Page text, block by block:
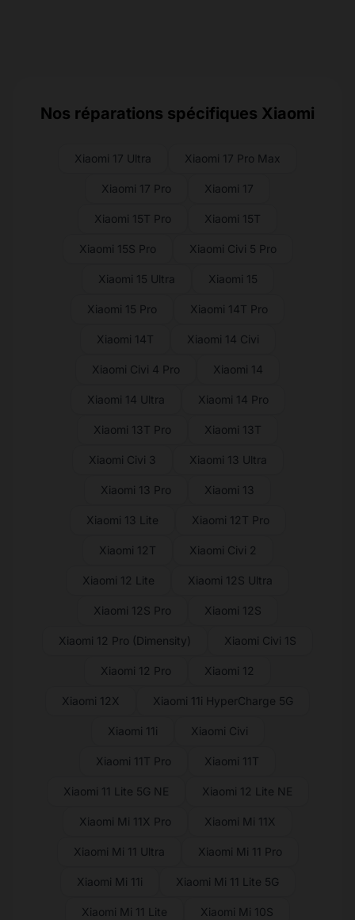
Nos réparations spécifiques Xiaomi
Xiaomi 17 Ultra Xiaomi 17 Pro Max
Xiaomi 17 Pro Xiaomi 17
Xiaomi 15T Pro Xiaomi 15T
Xiaomi 15S Pro Xiaomi Civi 5 Pro
Xiaomi 15 Ultra Xiaomi 15
Xiaomi 15 Pro Xiaomi 14T Pro
Xiaomi 14T Xiaomi 14 Civi
Xiaomi Civi 4 Pro Xiaomi 14
Xiaomi 14 Ultra Xiaomi 14 Pro
Xiaomi 13T Pro Xiaomi 13T
Xiaomi Civi 3 Xiaomi 13 Ultra
Xiaomi 13 Pro Xiaomi 13
Xiaomi 13 Lite Xiaomi 12T Pro
Xiaomi 12T Xiaomi Civi 2
Xiaomi 12 Lite Xiaomi 12S Ultra
Xiaomi 12S Pro Xiaomi 12S
Xiaomi 12 Pro (Dimensity) Xiaomi Civi 1S
Xiaomi 12 Pro Xiaomi 12
Xiaomi 12X Xiaomi 11i HyperCharge 5G
Xiaomi 11i Xiaomi Civi
Xiaomi 11T Pro Xiaomi 11T
Xiaomi 11 Lite 5G NE Xiaomi 12 Lite NE
Xiaomi Mi 11X Pro Xiaomi Mi 11X
Xiaomi Mi 11 Ultra Xiaomi Mi 11 Pro
Xiaomi Mi 11i Xiaomi Mi 11 Lite 5G
Xiaomi Mi 11 Lite Xiaomi Mi 10S